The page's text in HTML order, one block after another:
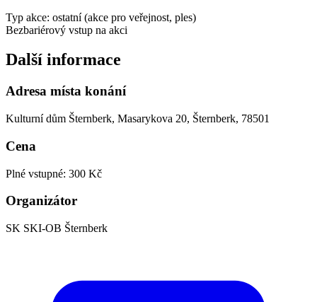
Typ akce: ostatní (akce pro veřejnost, ples)
Bezbariérový vstup na akci
Další informace
Adresa místa konání
Kulturní dům Šternberk, Masarykova 20, Šternberk, 78501
Cena
Plné vstupné: 300 Kč
Organizátor
SK SKI-OB Šternberk